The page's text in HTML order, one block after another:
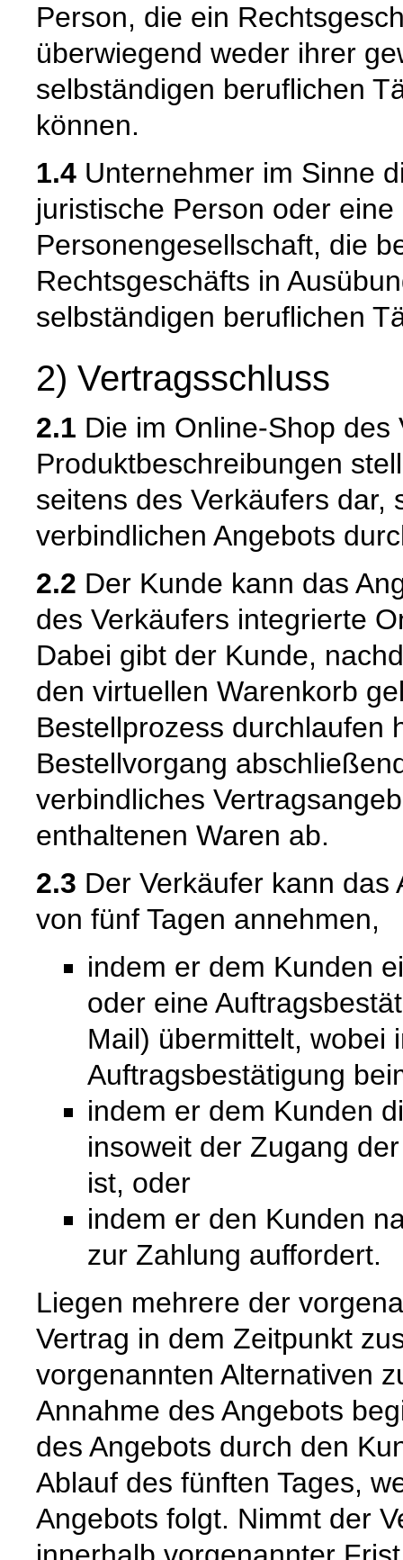
Person, die ein
überwiegend weder ihrer
selbständigen beruflichen
können.
1.4 Unternehmer im Sinne
juristische Person oder
Personengesellschaft, die
Rechtsgeschäfts in
selbständigen beruflichen
2) Vertragsschluss
2.1 Die im Online-Shop
Produktbeschreibungen
seitens des Verkäufers dar,
verbindlichen Angebots
2.2 Der Kunde kann das
des Verkäufers integrierte
Dabei gibt der Kunde,
den virtuellen Warenkorb
Bestellprozess durchlaufen
Bestellvorgang
verbindliches
enthaltenen Waren ab.
2.3 Der Verkäufer kann
von fünf Tagen annehmen,
indem er dem Kunden
oder eine
Mail) übermittelt, wobei
Auftragsbestätigung
indem er dem Kunden
insoweit der Zugang
ist, oder
indem er den Kunden
zur Zahlung auffordert.
Liegen mehrere der
Vertrag in dem Zeitpunkt
vorgenannten Alternativen
Annahme des Angebots
des Angebots durch den
Ablauf des fünften Tages,
Angebots folgt. Nimmt der